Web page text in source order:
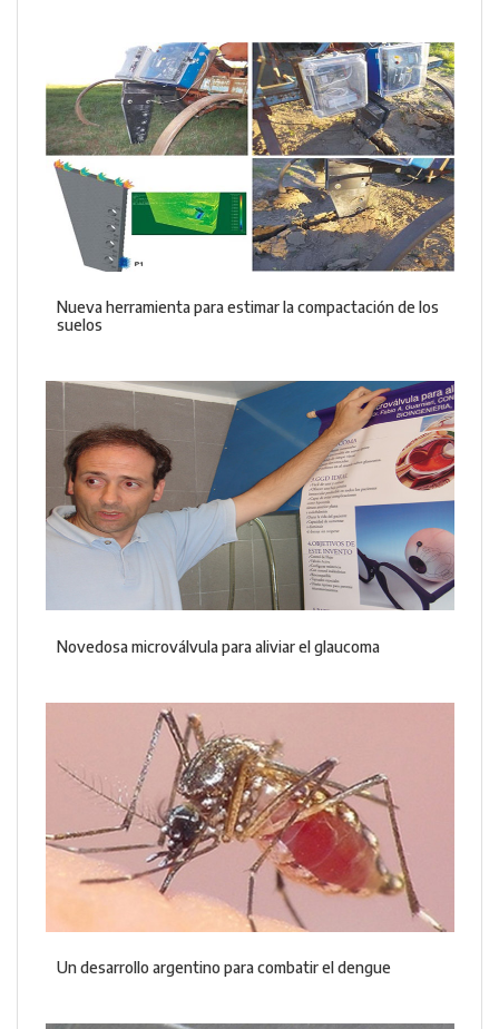
Nueva herramienta para estimar la compactación de los
suelos
Novedosa microválvula para aliviar el glaucoma
Un desarrollo argentino para combatir el dengue